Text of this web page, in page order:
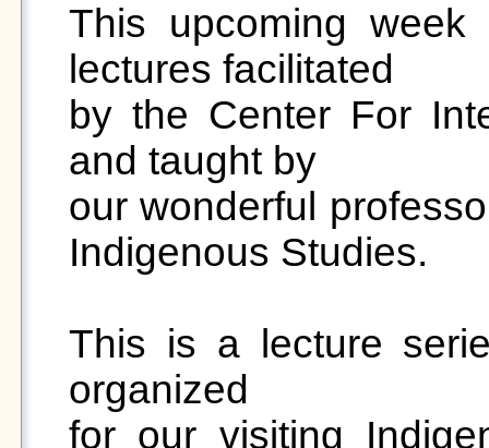
This upcoming
lectures facilitated
by the Center For
and taught by
our wonderful
Indigenous Studies.
This is a lecture
organized
for our visiting